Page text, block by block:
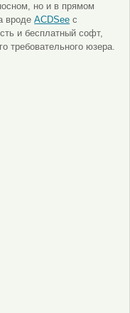
но и в прямом
вродеACDSee с
и бесплатный софт,
требовательного юзера.